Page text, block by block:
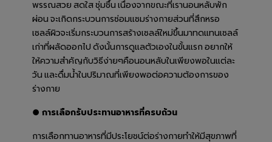
พรรณสวย สดใส ชุ่มชื้น เนื่องจากขณะที่เรานอนหลับพัก
ผ่อน จะเกิดกระบวนการซ่อมแซมร่างกายส่วนที่สึกหรอ
เซลล์ผิวจะเริ่มกระบวนการสร้างเซลล์ใหม่ขึ้นมาทดแทนเซลล์
เก่าที่ผลัดออกไป ดังนั้นการดูแลตัวเองในขั้นแรก อยากให้
ให้ความสำคัญกับวิธีง่ายๆคือนอนหลับในเพียงพอในแต่ละ
วัน และดื่มน้ำในปริมาณที่เพียงพอต่อความต้องการของ
ร่างกาย
● การเลือกรับประทานอาหารที่ครบถ้วน
การเลือกทานอาหารที่มีประโยชน์ต่อร่างกายทำให้มีสุขภาพที่